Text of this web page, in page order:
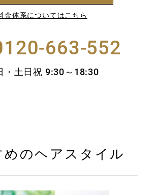
金体系についてはこちら
663-552
・土日祝 9:30～18:30
めのヘアスタイル